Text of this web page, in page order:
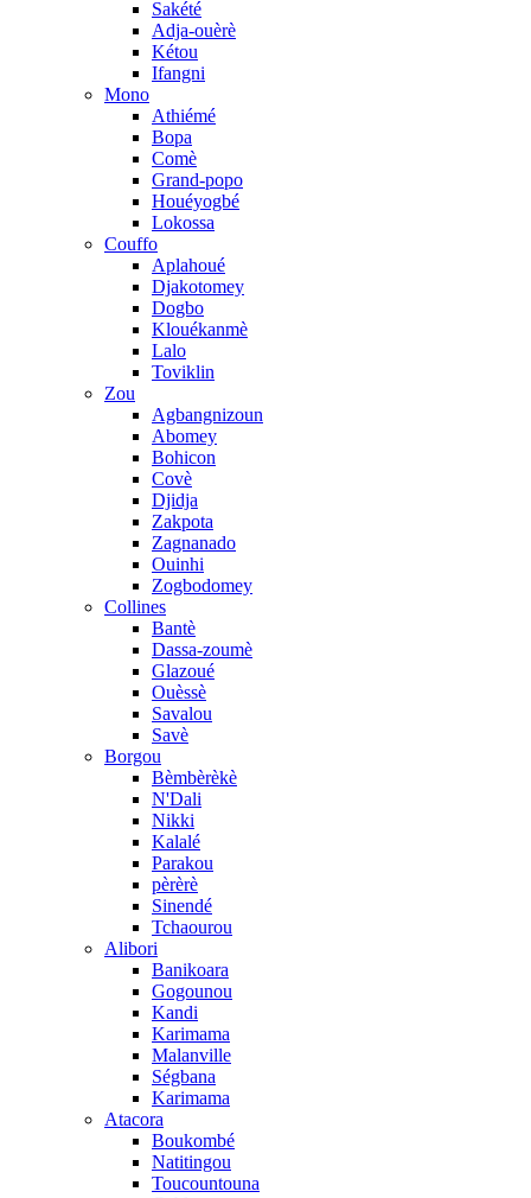
Sakété
Adja-ouèrè
Kétou
Ifangni
Mono
Athiémé
Bopa
Comè
Grand-popo
Houéyogbé
Lokossa
Couffo
Aplahoué
Djakotomey
Dogbo
Klouékanmè
Lalo
Toviklin
Zou
Agbangnizoun
Abomey
Bohicon
Covè
Djidja
Zakpota
Zagnanado
Ouinhi
Zogbodomey
Collines
Bantè
Dassa-zoumè
Glazoué
Ouèssè
Savalou
Savè
Borgou
Bèmbèrèkè
N'Dali
Nikki
Kalalé
Parakou
pèrèrè
Sinendé
Tchaourou
Alibori
Banikoara
Gogounou
Kandi
Karimama
Malanville
Ségbana
Karimama
Atacora
Boukombé
Natitingou
Toucountouna